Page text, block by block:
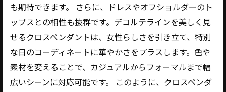
も期待できます。 さらに、ドレスやオフショルダーのト
ップスとの相性も抜群です。デコルテラインを美しく見
せるクロスペンダントは、女性らしさを引き立て、特別
な日のコーディネートに華やかさをプラスします。色や
素材を変えることで、カジュアルからフォーマルまで幅
広いシーンに対応可能です。 このように、クロスペンダ